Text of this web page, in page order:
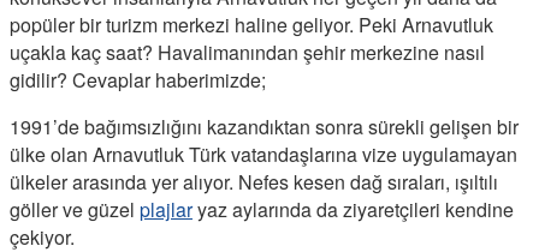
popüler bir turizm merkezi haline geliyor. Peki Arnavutluk
uçakla kaç saat? Havalimanından şehir merkezine nasıl
gidilir? Cevaplar haberimizde;
1991’de bağımsızlığını kazandıktan sonra sürekli gelişen bir
ülke olan Arnavutluk Türk vatandaşlarına vize uygulamayan
ülkeler arasında yer alıyor. Nefes kesen dağ sıraları, ışıltılı
göller ve güzel plajlaryaz aylarında da ziyaretçileri kendine
çekiyor.